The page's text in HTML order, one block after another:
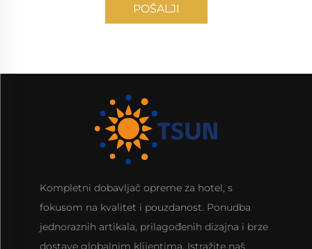
POŠALJI
Kompletni dobavljač opreme za hotel, s
fokusom na kvalitet i pouzdanost. Ponudba
jednoraznih artikala, prilagođenih dizajna i brze
dostave globalnim klijentima. Istražite naš